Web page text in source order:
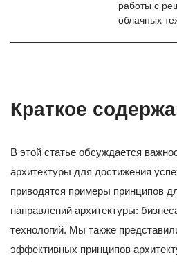
работы с
облачных
Краткое
В этой статье обсуждается
архитектуры для достижения
приводятся примеры принципов
направлений архитектуры:
технологий. Мы также
эффективных принципов